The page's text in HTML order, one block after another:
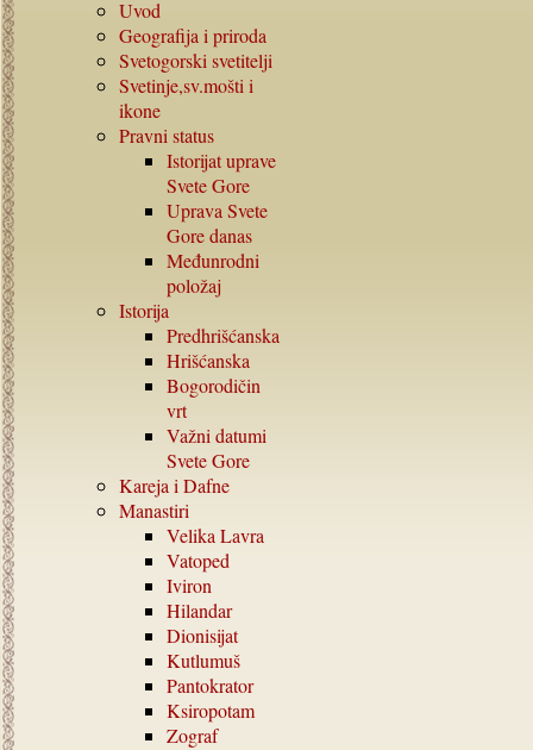
Uvod
Geografija i priroda
Svetogorski svetitelji
Svetinje,sv.mošti i
ikone
Pravni status
Istorijat uprave
Svete Gore
Uprava Svete
Gore danas
Međunrodni
položaj
Istorija
Predhrišćanska
Hrišćanska
Bogorodičin
vrt
Važni datumi
Svete Gore
Kareja i Dafne
Manastiri
Velika Lavra
Vatoped
Iviron
Hilandar
Dionisijat
Kutlumuš
Pantokrator
Ksiropotam
Zograf